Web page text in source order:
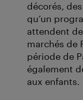
décorés,
qu’un
attendent
marchés de
période de
également
aux enfants.